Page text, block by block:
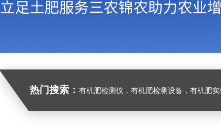
热门搜索： 有机肥检测仪，有机肥检测设备，有机肥实验室设备，生物有